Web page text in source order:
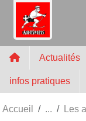
Actualités
infos pratiques
Accueil Les
Panneau de gestion